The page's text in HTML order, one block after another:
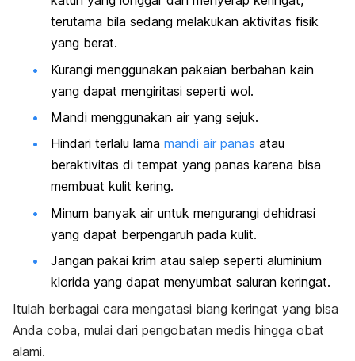
terutama bila sedang melakukan aktivitas fisik
yang berat.
Kurangi menggunakan pakaian berbahan kain
yang dapat mengiritasi seperti wol.
Mandi menggunakan air yang sejuk.
Hindari terlalu lama mandi air panas atau
beraktivitas di tempat yang panas karena bisa
membuat kulit kering.
Minum banyak air untuk mengurangi dehidrasi
yang dapat berpengaruh pada kulit.
Jangan pakai krim atau salep seperti aluminium
klorida yang dapat menyumbat saluran keringat.
Itulah berbagai cara mengatasi biang keringat yang bisa
Anda coba, mulai dari pengobatan medis hingga obat
alami.